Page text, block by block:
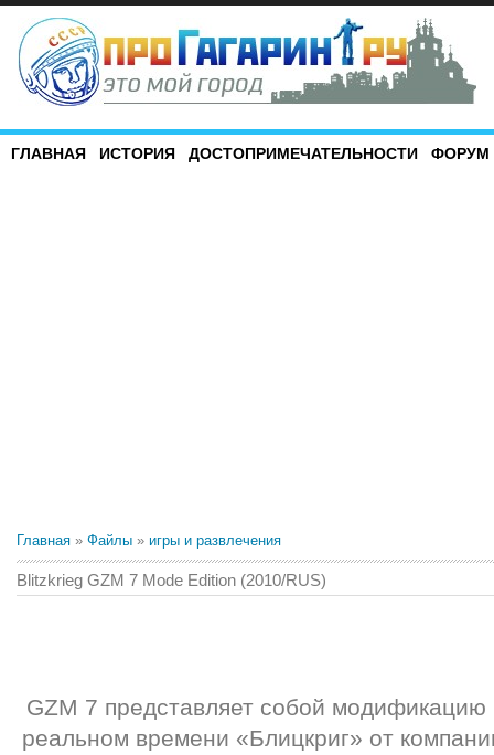
ГЛАВНАЯ ИСТОРИЯ ДОСТОПРИМЕЧАТЕЛЬНОСТИ ФОРУМ
Главная » Файлы » игры и развлечения
Blitzkrieg GZM 7 Mode Edition (2010/RUS)
GZM 7 представляет собой модификацию
реальном времени «Блицкриг» от